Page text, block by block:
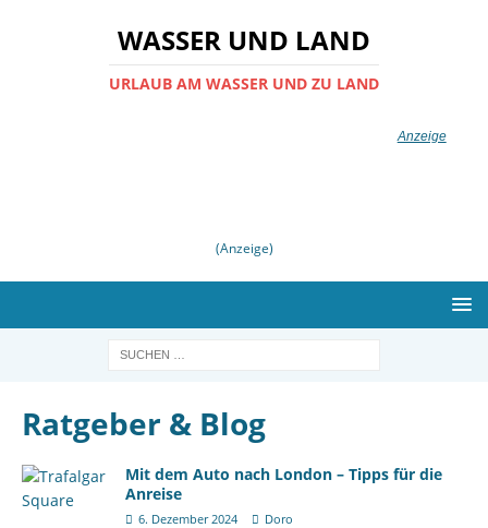
WASSER UND LAND
URLAUB AM WASSER UND ZU LAND
(Anzeige)
Ratgeber & Blog
Mit dem Auto nach London – Tipps für die
Anreise
6. Dezember 2024 Doro